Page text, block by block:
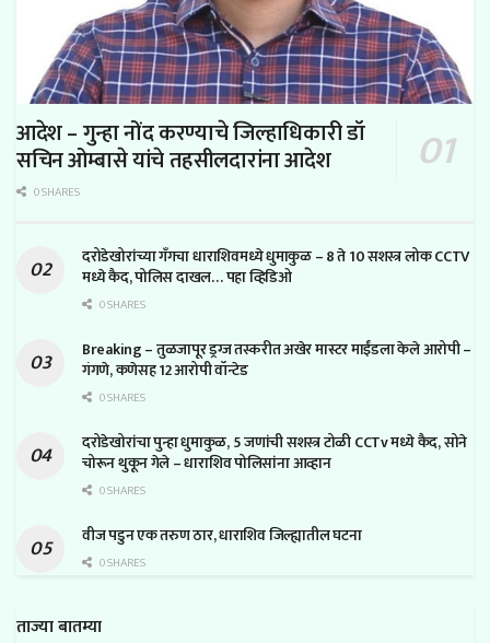
आदेश – गुन्हा नोंद करण्याचे जिल्हाधिकारी डॉ
सचिन ओम्बासे यांचे तहसीलदारांना आदेश
0 SHARES
दरोडेखोरांच्या गँगचा धाराशिवमध्ये धुमाकुळ – 8 ते 10 सशस्त्र लोक CCTV
मध्ये कैद, पोलिस दाखल… पहा व्हिडिओ
0 SHARES
Breaking – तुळजापूर ड्रग्ज तस्करीत अखेर मास्टर माईंडला केले आरोपी –
गंगणे, कणेसह 12 आरोपी वॉन्टेड
0 SHARES
दरोडेखोरांचा पुन्हा धुमाकुळ, 5 जणांची सशस्त्र टोळी CCTv मध्ये कैद, सोने
चोरून थुकून गेले – धाराशिव पोलिसांना आव्हान
0 SHARES
वीज पडुन एक तरुण ठार, धाराशिव जिल्ह्यातील घटना
0 SHARES
ताज्या बातम्या